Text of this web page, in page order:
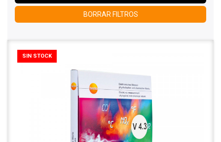
BORRAR FILTROS
SIN STOCK